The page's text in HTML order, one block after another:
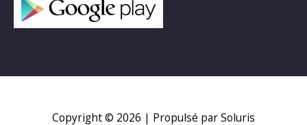
Copyright © 2026 | Propulsé par Soluris